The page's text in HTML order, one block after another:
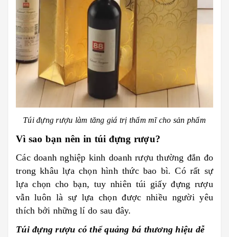
Túi đựng rượu làm tăng giá trị thẩm mĩ cho sản phẩm
Vì sao bạn nên in túi đựng rượu?
Các doanh nghiệp kinh doanh rượu thường đắn đo
trong khâu lựa chọn hình thức bao bì. Có rất sự
lựa chọn cho bạn, tuy nhiên túi giấy đựng rượu
vẫn luôn là sự lựa chọn được nhiều người yêu
thích bởi những lí do sau đây.
Túi đựng rượu có thể quảng bá thương hiệu dễ